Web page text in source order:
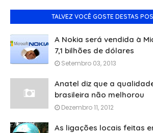
TALVEZ VOCÊ GOSTE DESTAS
A Nokia será vendida à
7,1 bilhões de dólares
Setembro 03, 2013
Anatel diz que a
brasileira não melhorou
Dezembro 11, 2012
As ligações locais feitas